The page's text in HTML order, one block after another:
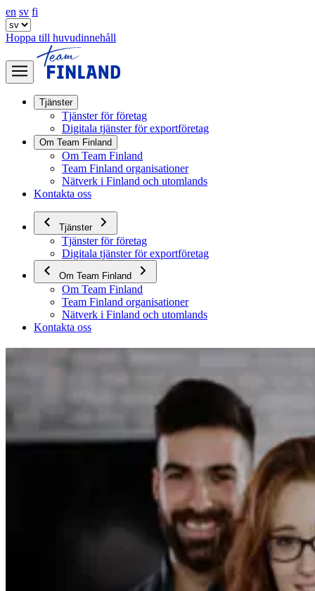
en sv fi
Hoppa till huvudinnehåll
Tjänster
Tjänster för företag
Digitala tjänster för exportföretag
Om Team Finland
Om Team Finland
Team Finland organisationer
Nätverk i Finland och utomlands
Kontakta oss
Tjänster
Tjänster för företag
Digitala tjänster för exportföretag
Om Team Finland
Om Team Finland
Team Finland organisationer
Nätverk i Finland och utomlands
Kontakta oss